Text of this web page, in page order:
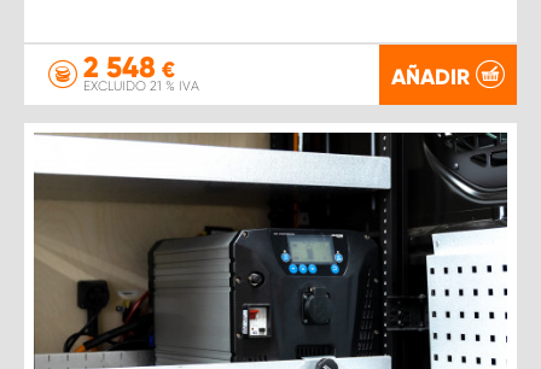
2 548 €
EXCLUIDO 21 % IVA AÑADIR